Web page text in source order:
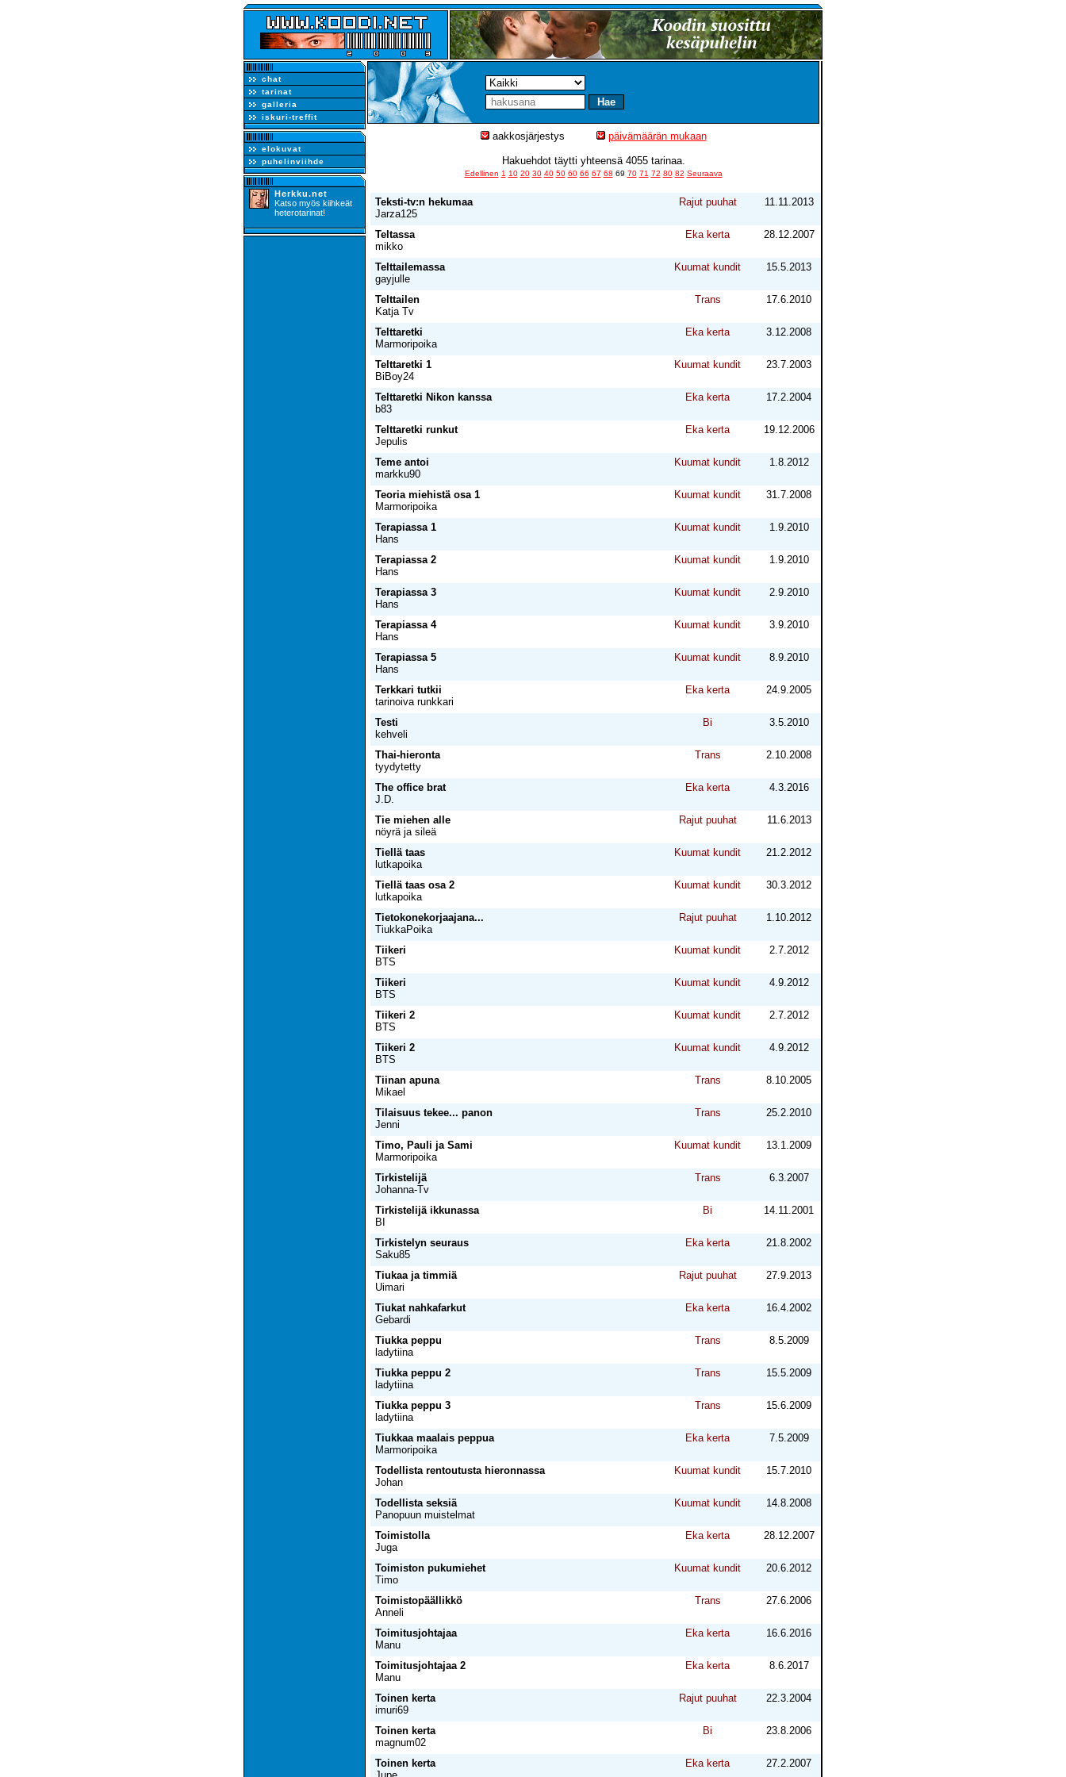
chat
tarinat
galleria
iskuri-treffit
elokuvat
puhelinviihde
Herkku.net
Katso myös kiihkeät
heterotarinat!
aakkosjärjestys päivämäärän mukaan
Hakuehdot täytti yhteensä 4055 tarinaa.
Edellinen 1 10 20 30 40 50 60 66 67 68 69 70 71 72 80 82 Seuraava
Teksti-tv:n hekumaa
Jarza125
Rajut puuhat 11.11.2013
Teltassa
mikko
Eka kerta 28.12.2007
Telttailemassa
gayjulle
Kuumat kundit 15.5.2013
Telttailen
Katja Tv
Trans 17.6.2010
Telttaretki
Marmoripoika
Eka kerta 3.12.2008
Telttaretki 1
BiBoy24
Kuumat kundit 23.7.2003
Telttaretki Nikon kanssa
b83
Eka kerta 17.2.2004
Telttaretki runkut
Jepulis
Eka kerta 19.12.2006
Teme antoi
markku90
Kuumat kundit 1.8.2012
Teoria miehistä osa 1
Marmoripoika
Kuumat kundit 31.7.2008
Terapiassa 1
Hans
Kuumat kundit 1.9.2010
Terapiassa 2
Hans
Kuumat kundit 1.9.2010
Terapiassa 3
Hans
Kuumat kundit 2.9.2010
Terapiassa 4
Hans
Kuumat kundit 3.9.2010
Terapiassa 5
Hans
Kuumat kundit 8.9.2010
Terkkari tutkii
tarinoiva runkkari
Eka kerta 24.9.2005
Testi
kehveli
Bi 3.5.2010
Thai-hieronta
tyydytetty
Trans 2.10.2008
The office brat
J.D.
Eka kerta 4.3.2016
Tie miehen alle
nöyrä ja sileä
Rajut puuhat 11.6.2013
Tiellä taas
lutkapoika
Kuumat kundit 21.2.2012
Tiellä taas osa 2
lutkapoika
Kuumat kundit 30.3.2012
Tietokonekorjaajana...
TiukkaPoika
Rajut puuhat 1.10.2012
Tiikeri
BTS
Kuumat kundit 2.7.2012
Tiikeri
BTS
Kuumat kundit 4.9.2012
Tiikeri 2
BTS
Kuumat kundit 2.7.2012
Tiikeri 2
BTS
Kuumat kundit 4.9.2012
Tiinan apuna
Mikael
Trans 8.10.2005
Tilaisuus tekee... panon
Jenni
Trans 25.2.2010
Timo, Pauli ja Sami
Marmoripoika
Kuumat kundit 13.1.2009
Tirkistelijä
Johanna-Tv
Trans 6.3.2007
Tirkistelijä ikkunassa
BI
Bi 14.11.2001
Tirkistelyn seuraus
Saku85
Eka kerta 21.8.2002
Tiukaa ja timmiä
Uimari
Rajut puuhat 27.9.2013
Tiukat nahkafarkut
Gebardi
Eka kerta 16.4.2002
Tiukka peppu
ladytiina
Trans 8.5.2009
Tiukka peppu 2
ladytiina
Trans 15.5.2009
Tiukka peppu 3
ladytiina
Trans 15.6.2009
Tiukkaa maalais peppua
Marmoripoika
Eka kerta 7.5.2009
Todellista rentoutusta hieronnassa
Johan
Kuumat kundit 15.7.2010
Todellista seksiä
Panopuun muistelmat
Kuumat kundit 14.8.2008
Toimistolla
Juga
Eka kerta 28.12.2007
Toimiston pukumiehet
Timo
Kuumat kundit 20.6.2012
Toimistopäällikkö
Anneli
Trans 27.6.2006
Toimitusjohtajaa
Manu
Eka kerta 16.6.2016
Toimitusjohtajaa 2
Manu
Eka kerta 8.6.2017
Toinen kerta
imuri69
Rajut puuhat 22.3.2004
Toinen kerta
magnum02
Bi 23.8.2006
Toinen kerta
Eka kerta 27.2.2007